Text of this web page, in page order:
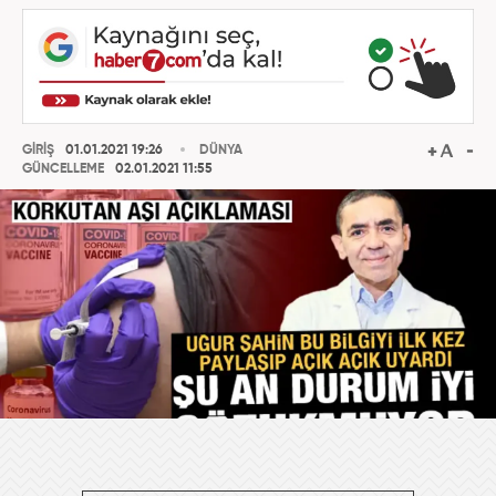
GİRİŞ
01.01.2021 19:26
GÜNCELLEME
02.01.2021 11:55
DÜNYA